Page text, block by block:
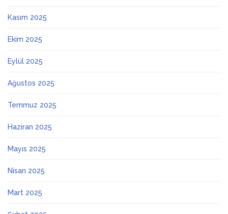
Kasım 2025
Ekim 2025
Eylül 2025
Ağustos 2025
Temmuz 2025
Haziran 2025
Mayıs 2025
Nisan 2025
Mart 2025